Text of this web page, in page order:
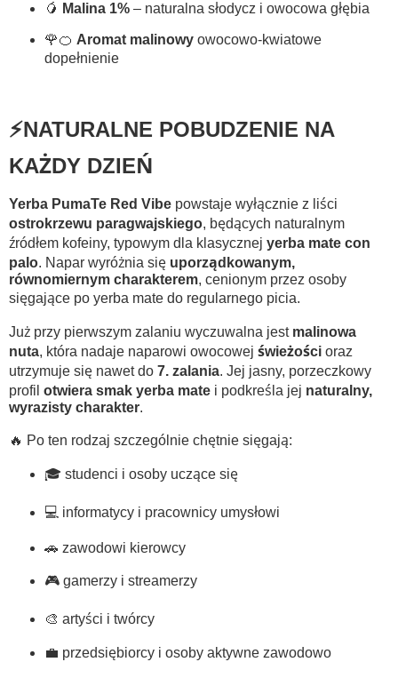
🥭 Malina 1% – naturalna słodycz i owocowa głębia
🌹🍊 Aromat malinowy owocowo-kwiatowe
dopełnienie
⚡NATURALNE POBUDZENIE NA
KAŻDY DZIEŃ
Yerba PumaTe Red Vibe powstaje wyłącznie z liści
ostrokrzewu paragwajskiego, będących naturalnym
źródłem kofeiny, typowym dla klasycznej yerba mate con
palo. Napar wyróżnia się uporządkowanym,
równomiernym charakterem, cenionym przez osoby
sięgające po yerba mate do regularnego picia.
Już przy pierwszym zalaniu wyczuwalna jest malinowa
nuta, która nadaje naparowi owocowej świeżości oraz
utrzymuje się nawet do 7. zalania. Jej jasny, porzeczkowy
profil otwiera smak yerba mate i podkreśla jej naturalny,
wyrazisty charakter.
🔥 Po ten rodzaj szczególnie chętnie sięgają:
🎓 studenci i osoby uczące się
💻 informatycy i pracownicy umysłowi
🚗 zawodowi kierowcy
🎮 gamerzy i streamerzy
🎨 artyści i twórcy
💼 przedsiębiorcy i osoby aktywne zawodowo